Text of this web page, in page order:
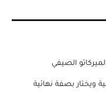
الصيفي
ويختار بصفة نهائية